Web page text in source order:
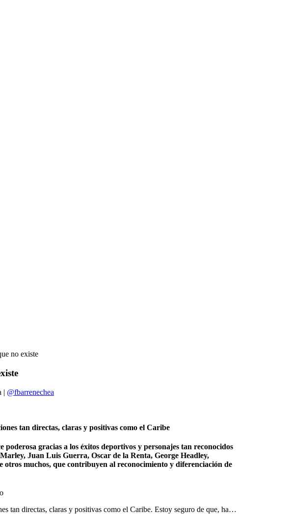
no existe
| @fbarrenechea
tan directas, claras y positivas como el Caribe
gracias a los éxitos deportivos y personajes tan reconocidos
Juan Luis Guerra, Oscar de la Renta, George Headley,
muchos, que contribuyen al reconocimiento y diferenciación de
tan directas, claras y positivas como el Caribe. Estoy seguro de que, ha…